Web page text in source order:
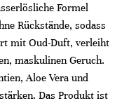
Formel
Rückstände, sodass
mit Oud-Duft, verleiht
maskulinen Geruch.
Aloe Vera und
Das Produkt ist